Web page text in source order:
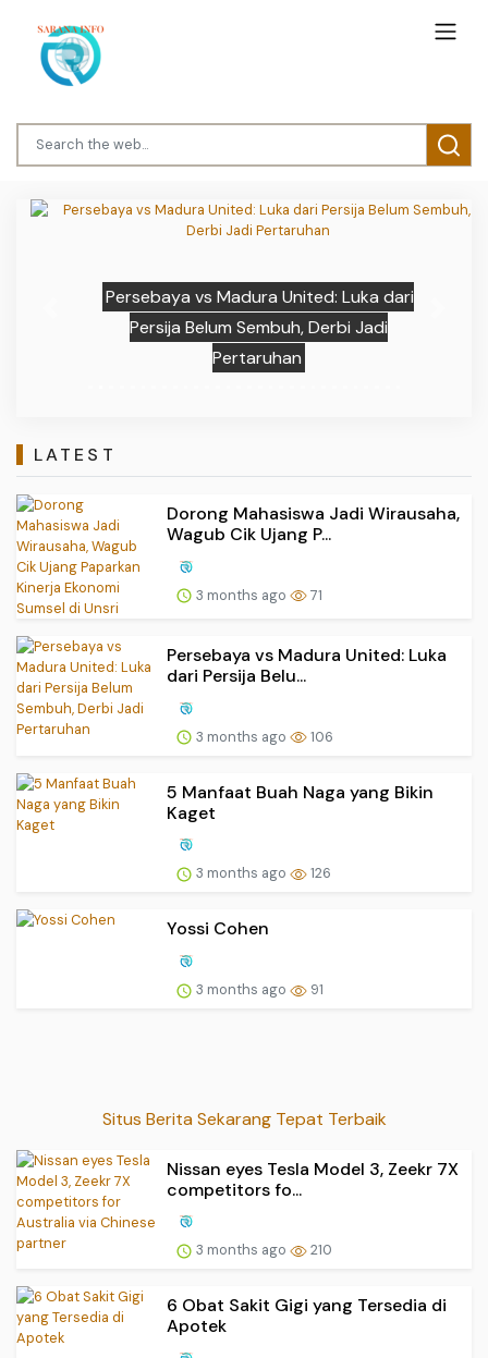
Persebaya vs Madura United: Luka dari
Persija Belum Sembuh, Derbi Jadi
Pertaruhan
Previous
LATEST
Dorong Mahasiswa Jadi Wirausaha,
Wagub Cik Ujang P...
3 months ago 71
Persebaya vs Madura United: Luka
dari Persija Belu...
3 months ago 106
5 Manfaat Buah Naga yang Bikin
Kaget
3 months ago 126
Yossi Cohen
3 months ago 91
Situs Berita Sekarang Tepat Terbaik
Nissan eyes Tesla Model 3, Zeekr 7X
competitors fo...
3 months ago 210
6 Obat Sakit Gigi yang Tersedia di
Apotek